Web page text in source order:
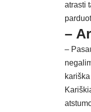
atrasti
–
–